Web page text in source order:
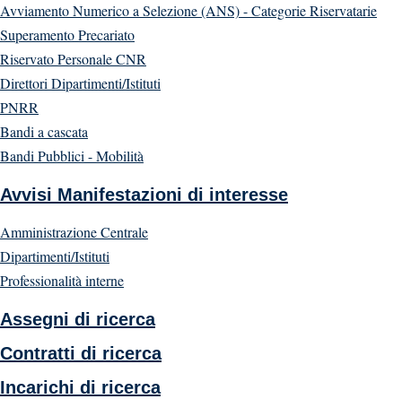
Avviamento Numerico a Selezione (ANS) - Categorie Riservatarie
Superamento Precariato
Riservato Personale CNR
Direttori Dipartimenti/Istituti
PNRR
Bandi a cascata
Bandi Pubblici - Mobilità
Avvisi Manifestazioni di interesse
Amministrazione Centrale
Dipartimenti/Istituti
Professionalità interne
Assegni di ricerca
Contratti di ricerca
Incarichi di ricerca